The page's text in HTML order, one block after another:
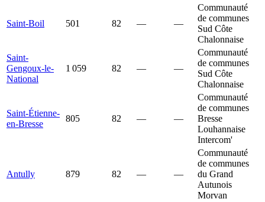
Saint-Boil 501 82 — —
Communauté
de communes
Sud Côte
Chalonnaise
Saint-
Gengoux-le-
National
1 059 82 — —
Communauté
de communes
Sud Côte
Chalonnaise
Saint-Étienne-
en-Bresse
805 82 — —
Communauté
de communes
Bresse
Louhannaise
Intercom'
Antully 879 82 — —
Communauté
de communes
du Grand
Autunois
Morvan